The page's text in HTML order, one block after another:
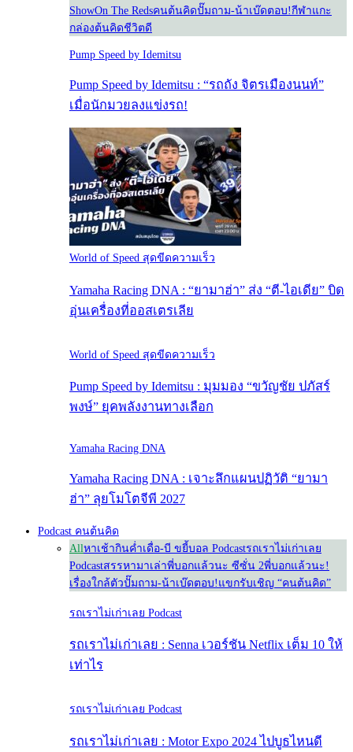
ShowOn The Redsคนต้นคิดปั๊มถาม-น้าเบ๊ดตอบ!กีฬาแกะ
กล่องต้นคิดชีวิตดี
Pump Speed by Idemitsu
Pump Speed by Idemitsu : “รถถัง จิตรเมืองนนท์”
เมื่อนักมวยลงแข่งรถ!
World of Speed สุดขีดความเร็ว
Yamaha Racing DNA : “ยามาฮ่า” ส่ง “ตี-ไอเดีย” บิด
อุ่นเครื่องที่ออสเตรเลีย
World of Speed สุดขีดความเร็ว
Pump Speed by Idemitsu : มุมมอง “ขวัญชัย ปภัสร์
พงษ์” ยุคพลังงานทางเลือก
Yamaha Racing DNA
Yamaha Racing DNA : เจาะลึกแผนปฏิวัติ “ยามา
ฮ่า” ลุยโมโตจีพี 2027
Podcast คนต้นคิด
Allหาเช้ากินค่ำเดื่อ-บี ขยี้บอล Podcastรถเราไม่เก่าเลย
Podcastสรรหามาเล่าพี่บอกแล้วนะ ซีซั่น 2พี่บอกแล้วนะ!
เรื่องใกล้ตัวปั๊มถาม-น้าเบ๊ดตอบ! แขกรับเชิญ “คนต้นคิด”
รถเราไม่เก่าเลย Podcast
รถเราไม่เก่าเลย : Senna เวอร์ชัน Netflix เต็ม 10 ให้
เท่าไร
รถเราไม่เก่าเลย Podcast
รถเราไม่เก่าเลย : Motor Expo 2024 ไปบูธไหนดี